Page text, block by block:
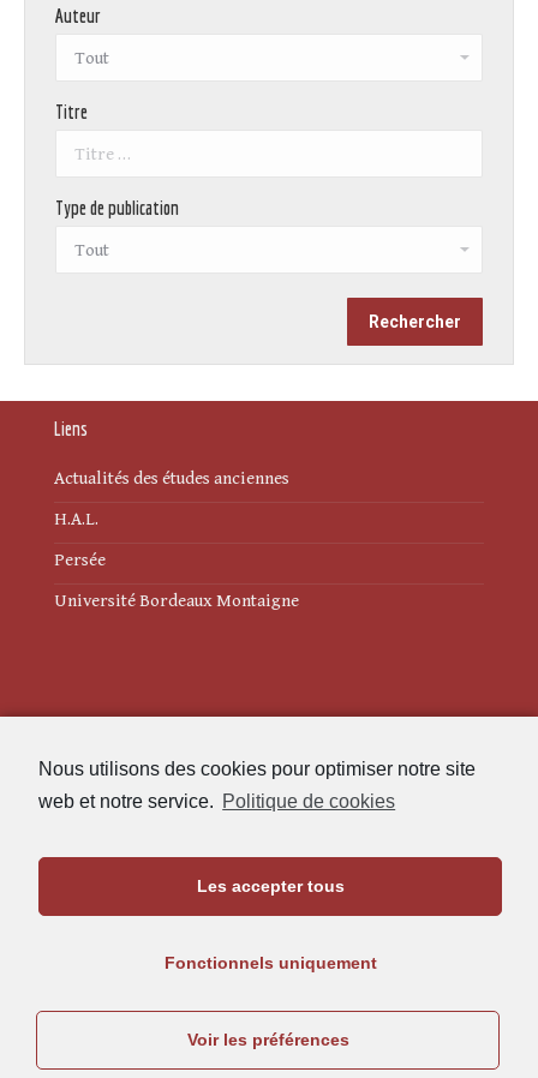
Nous utilisons des cookies pour optimiser notre site
web et notre service. Politique de cookies
Les accepter tous
Fonctionnels uniquement
Voir les préférences
Auteur
Titre
Type de publication
Liens
Actualités des études anciennes
H.A.L.
Persée
Université Bordeaux Montaigne
Politique de cookies (UE)
Maison de l'Archéologie
05.57.12.45.63
rea@u-bordeaux-montaigne.fr